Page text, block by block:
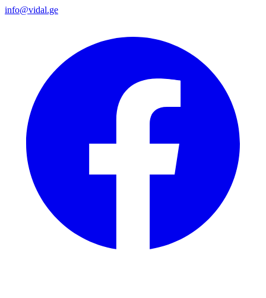
info@vidal.ge